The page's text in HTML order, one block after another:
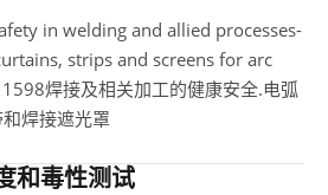
in welding and allied processes-
strips and screens for arc
焊接及相关加工的健康安全.电弧
焊接遮光罩
和毒性测试